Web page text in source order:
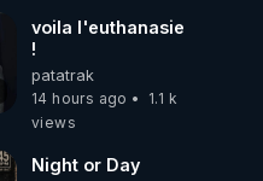
carbone.
voila l'euthanasie
!
patatrak
14 hours ago
1.1 k
views
Night or Day